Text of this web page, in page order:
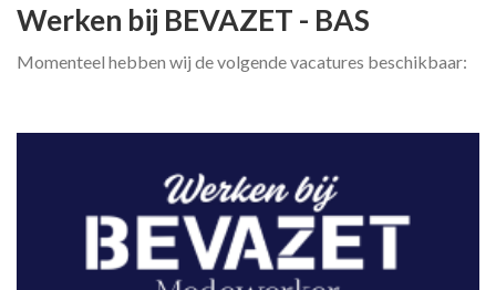
Werken bij BEVAZET - BAS
Momenteel hebben wij de volgende vacatures beschikbaar: